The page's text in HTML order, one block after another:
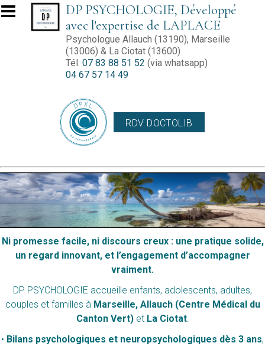
Aller au contenu principalDP PSYCHOLOGIE, Développé
avec l'expertise de LAPLACE
Psychologue Allauch (13190), Marseille
(13006) & La Ciotat (13600)
Tél. 07 83 88 51 52 (via whatsapp)
04 67 57 14 49
RDV DOCTOLIB
Ni promesse facile, ni discours creux : une pratique solide,
un regard innovant, et l’engagement d’accompagner
vraiment.
DP PSYCHOLOGIE accueille enfants, adolescents, adultes,
couples et familles à Marseille, Allauch (Centre Médical du
Canton Vert)et La Ciotat.
• Bilans psychologiques et neuropsychologiques dès 3 ans,